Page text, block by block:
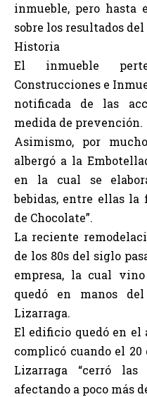
inmueble, pero hasta
sobre los resultados
Historia
El inmueble
Construcciones e
notificada de las
medida de prevención.
Asimismo, por
albergó a la
en la cual se
bebidas, entre ellas la
de Chocolate”.
La reciente
de los 80s del siglo
empresa, la cual
quedó en manos
Lizarraga.
El edificio quedó en el
complicó cuando el 20
Lizarraga “cerró
afectando a poco más